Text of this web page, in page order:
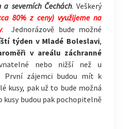
severních Čechách. Veškerý
80% z ceny) využijeme na
. Jednorázově bude možné
týden v Mladé Boleslavi,
v areálu záchranné
nebo nižší než u
První zájemci budou mít k
kusy, pak už to bude možná
kusy budou pak pochopitelně